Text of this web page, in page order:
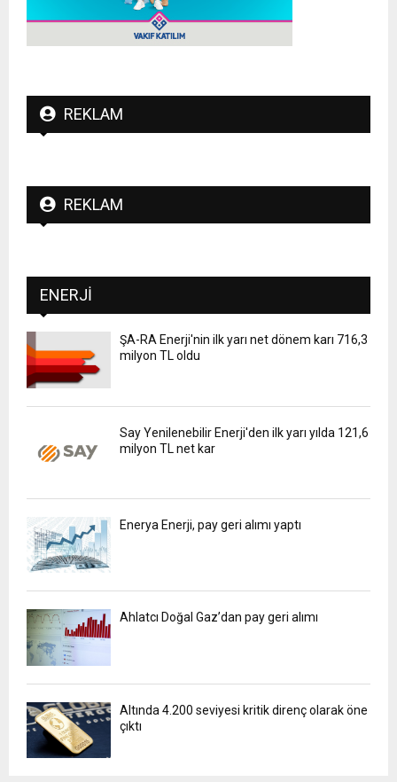
REKLAM
REKLAM
ENERJI
ŞA-RA Enerji'nin ilk yarı net dönem karı 716,3
milyon TL oldu
Say Yenilenebilir Enerji'den ilk yarı yılda 121,6
milyon TL net kar
Enerya Enerji, pay geri alımı yaptı
Ahlatcı Doğal Gaz’dan pay geri alımı
Altında 4.200 seviyesi kritik direnç olarak öne
çıktı